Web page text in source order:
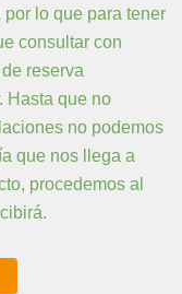
lo que para tener
consultar con
reserva
Hasta que no
no podemos
que nos llega a
procedemos al